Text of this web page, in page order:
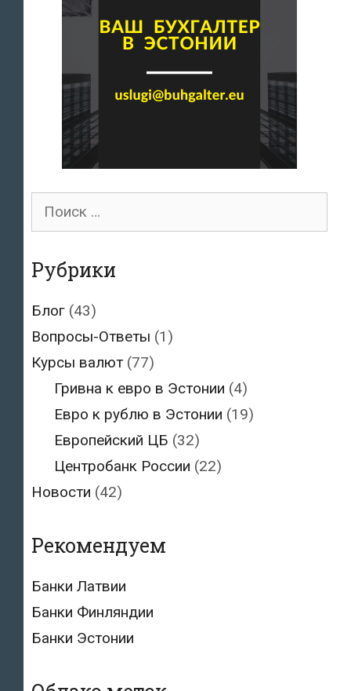
Поиск
Рубрики
Блог (43)
Вопросы-Ответы (1)
Курсы валют (77)
Гривна к евро в Эстонии (4)
Евро к рублю в Эстонии (19)
Европейский ЦБ (32)
Центробанк России (22)
Новости (42)
Рекомендуем
Банки Латвии
Банки Финляндии
Банки Эстонии